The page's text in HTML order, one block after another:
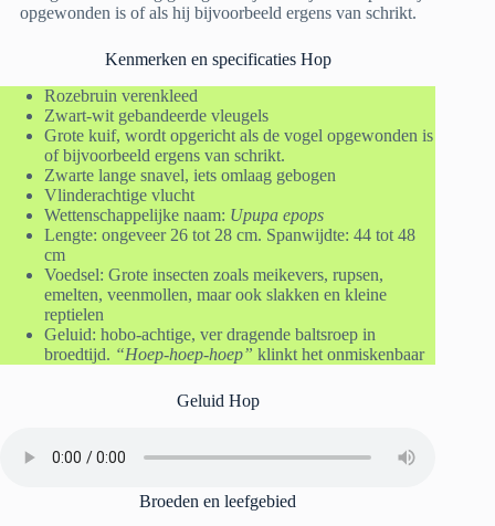
opgewonden is of als hij bijvoorbeeld ergens van schrikt.
Kenmerken en specificaties Hop
Rozebruin verenkleed
Zwart-wit gebandeerde vleugels
Grote kuif, wordt opgericht als de vogel opgewonden is
of bijvoorbeeld ergens van schrikt.
Zwarte lange snavel, iets omlaag gebogen
Vlinderachtige vlucht
Wettenschappelijke naam: Upupa epops
Lengte: ongeveer 26 tot 28 cm. Spanwijdte: 44 tot 48
cm
Voedsel: Grote insecten zoals meikevers, rupsen,
emelten, veenmollen, maar ook slakken en kleine
reptielen
Geluid: hobo-achtige, ver dragende baltsroep in
broedtijd. “Hoep-hoep-hoep” klinkt het onmiskenbaar
Geluid Hop
Broeden en leefgebied